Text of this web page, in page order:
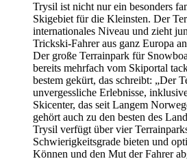
Trysil ist nicht nur ein besonders
Skigebiet für die Kleinsten. Der
internationales Niveau und zieht
Trickski-Fahrer aus ganz Europa
Der große Terrainpark für
bereits mehrfach vom Skiportal
bestem gekürt, das schreibt: „Der
unvergessliche Erlebnisse,
Skicenter, das seit Langem
gehört auch zu den besten des
Trysil verfügt über vier
Schwierigkeitsgrade bieten und
Können und den Mut der Fahrer